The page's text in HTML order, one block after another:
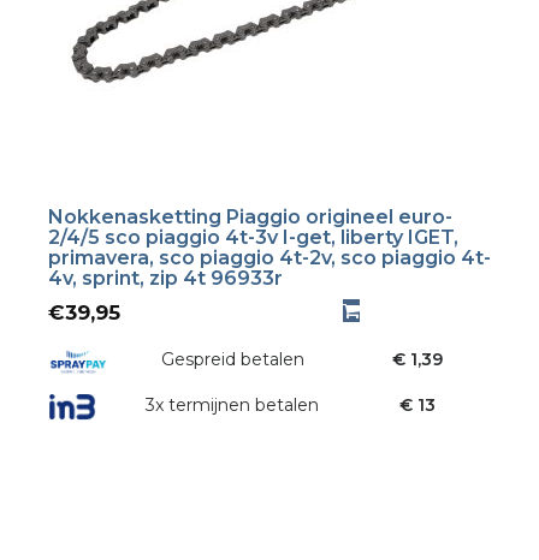
Nokkenasketting Piaggio origineel euro-
2/4/5 sco piaggio 4t-3v I-get, liberty IGET,
primavera, sco piaggio 4t-2v, sco piaggio 4t-
4v, sprint, zip 4t 96933r
€39,95
Gespreid betalen € 1,39
3x termijnen betalen € 13